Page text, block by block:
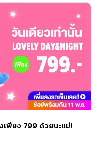
เพียง 799 ด้วยนะแม่!